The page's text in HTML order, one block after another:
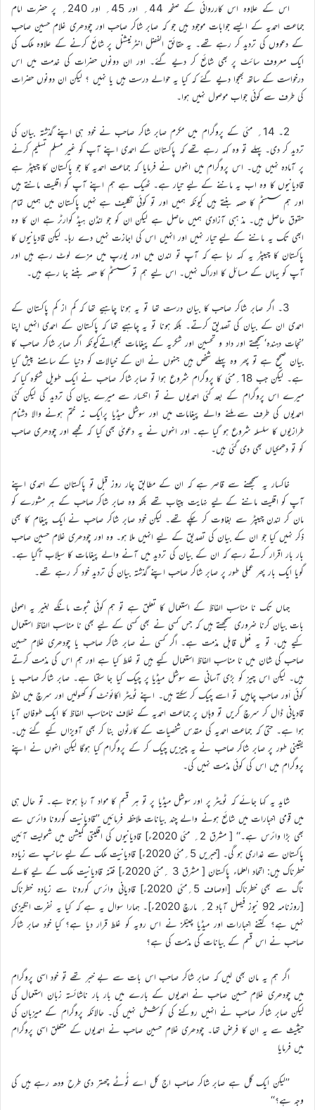
اس کے علاوہ اس کارروائی کے صفحہ 44؍ اور 45؍ اور 240؍ پر حضرت امام
جماعت احمدیہ کے ایسے جوابات موجود ہیں جو کہ صابر شاکر صاحب اور چودھری غلام حسین صاحب
کے دعووں کی تردید کر رہے تھے۔ یہ حقائق الفضل انٹرنیشنل پر شائع کرنے کے علاوہ ملک کی
ایک معروف سائٹ پر بھی شائع کر دیے گئے۔ اور ان دونوں حضرات کی خدمت میں اس
درخواست کے ساتھ بھجوا دیے گئے کہ کیا یہ حوالے درست ہیں یا نہیں ؟ لیکن ان دونوں حضرات
کی طرف سے کوئی جواب موصول نہیں ہوا۔
2۔ 14؍ مئی کے پروگرام میں مکرم صابر شاکر صاحب نے خود ہی اپنے گذشتہ بیان کی
تردید کر دی۔ پہلے تو وہ کہہ رہے تھے کہ پاکستان کے احمدی اپنے آپ کو غیر مسلم تسلیم کرنے
پر آمادہ نہیں ہیں۔ اس پروگرام میں انہوں نے فرمایا کہ جماعت احمدیہ کا جو پاکستان کا چیپٹر ہے
قادیانیوں کا وہ اب یہ ماننے کے لیے تیار ہے۔ ٹھیک ہے ہم اپنے آپ کو اقلیت مانتے ہیں
اور ہم سسٹم کا حصہ بنتے ہیں کیونکہ ہمیں اور تو کوئی تکلیف ہے نہیں پاکستان میں ہمیں تمام
حقوق حاصل ہیں۔ مذ ہبی آزادی ہمیں حاصل ہے لیکن ان کو جو لنڈن ہیڈ کوارٹر ہے ان کا وہ
ابھی تک یہ ماننے کے لیے تیار نہیں اور انہیں اس کی اجازت نہیں دے رہا۔ لیکن قادیانیوں کا
پاکستان کا چیپٹر یہ کہہ رہا ہے کہ آپ تو لندن میں اور یورپ میں مزے لوٹ رہے ہیں اور
آپ کو یہاں کے مسائل کا ادراک نہیں۔ اس لیے ہم تو سسٹم کا حصہ بننے جا رہے ہیں۔
3۔ اگر صابر شاکر صاحب کا بیان درست تھا تو یہ ہونا چاہیے تھا کہ کم از کم پاکستان کے
احمدی ان کے بیان کی تصدیق کرتے۔ بلکہ ہونا تو یہ چاہیے تھا کہ پاکستان کے احمدی انہیں اپنا
’نجات دہندہ‘سمجھتے اور داد و تحسین اور شکریہ کے پیغامات بھجواتےکیونکہ اگر صابر شاکر صاحب کا
بیان صحیح ہے تو پھر وہ پہلے شخص ہیں جنہوں نے ان کے خیالات کو دنیا کے سامنے پیش کیا
ہے۔ لیکن جب 18؍مئی کا پروگرام شروع ہوا تو صابر شاکر صاحب نے ایک طویل شکوہ کیا کہ
میرے اس پروگرام کے بعد کئی احمدیوں نے تو انکسار سے میرے بیان کی تردید کی لیکن کئی
احمدیوں کی طرف سے ملنے والے پیغامات میں اور سوشل میڈیا پرایک نہ ختم ہونے والا دشنام
طرازیوں کا سلسلہ شروع ہو گیا ہے۔ اور انہوں نے یہ دعویٰ بھی کیا کہ مجھے اور چودھری صاحب
کو تو دھمکیاں بھی دی گئی ہیں۔
خاکسار یہ سمجھنے سے قاصر ہے کہ ان کے مطابق چار روز قبل تو پاکستان کے احمدی اپنے
آپ کو اقلیت ماننے کے لیے نہایت بیتاب تھے بلکہ وہ صابر شاکر صاحب کے ہر مشورے کو
مان کر لندن چیپٹر سے بغاوت کر چکے تھے۔ لیکن خود صابر شاکر صاحب نے ایک پیغام کا بھی
ذکر نہیں کیا جو ان کے بیان کی تصدیق کے لیے انہیں ملا ہو۔ وہ اور چودھری غلام حسین صاحب
بار بار اقرار کرتے رہے کہ ان کے بیان کی تردید میں آنے والے پیغامات کا سیلاب آگیا ہے۔
گویا ایک بار پھر عملی طور پر صابر شاکر صاحب اپنے گذشتہ بیان کی تردید خود کر رہے تھے۔
جہاں تک نا مناسب الفاظ کے استعمال کا تعلق ہے تو ہم کوئی ثبوت مانگے بغیر یہ اصولی
بات بیان کرنا ضروری سمجھتے ہیں کہ جس کسی نے بھی کسی کے لیے بھی نا مناسب الفاظ استعمال
کیے ہیں، تو یہ فعل قابل مذمت ہے۔ اگر کسی نے صابر شاکر صاحب یا چودھری غلام حسین
صاحب کی شان میں نا مناسب الفاظ استعمال کیے ہیں تو غلط کیا ہے اور ہم اس کی مذمت کرتے
ہیں۔ لیکن اس چیز کو بڑی آسانی سے سوشل میڈیا پر چیک کیا جا سکتا ہے۔ صابر شاکر صاحب یا
کوئی اَور صاحب چاہیں تو اسے چیک کر سکتے ہیں۔ اپنے ٹویٹر اکائونٹ کو کھولیں اور سرچ میں لفظ
قادیانی ڈال کر سرچ کریں تو وہاں پر جماعت احمدیہ کے خلاف نامناسب الفاظ کا ایک طوفان آیا
ہوا ہے۔ حتیٰ کہ جماعت احمدیہ کی مقدس شخصیات کے کارٹون بنا کر بھی آویزاں کیے گئے ہیں۔
یقینی طور پر صابر شاکر صاحب نے یہ چیزیں چیک کر کے پروگرام کیا ہوگا لیکن انہوں نے اپنے
پروگرام میں اس کی کوئی مذمت نہیں کی۔
شاید یہ کہا جائے کہ ٹویٹر پر اور سوشل میڈیا پر تو ہر قسم کا مواد آ رہا ہوتا ہے۔ تو حال ہی
میں قومی اخبارات میں شائع ہونے والے چند بیانات ملاحظہ فرمائیں ’’قادیانیت کورونا وائرس سے
بھی بڑا وائرس ہے۔‘‘ [ مشرق 2؍ مئی 2020ء] قادیانیوں کی اقلیتی کمیشن میں شمولیت آئین
پاکستان سے غداری ہو گی۔ [خبریں 5؍مئی 2020ء] قادیانیت ملک کے لیے سانپ سے زیادہ
خطرناک ہیں: اتحاد العلماء پاکستان [ مشرق 3 ؍مئی 2020ء] فتنہ قادیانیت ملک کے لیے کالے
ناگ سے بھی خطرناک [اوصاف 5؍مئی 2020ء] قادیانی وائرس کورونا سے زیادہ خطرناک
[روزنامہ 92 نیوز فیصل آباد 2؍ مارچ 2020ء]۔ ہمارا سوال یہ ہے کہ کیا یہ نفرت انگیزی
نہیں ہے؟ کتنے اخبارات اور میڈیا چینلز نے اس رویہ کو غلط قرار دیا ہے؟ کیا خود صابر شاکر
صاحب نے اس قسم کے بیانات کی مذمت کی ہے؟
اگر ہم یہ مان بھی لیں کہ صابر شاکر صاحب اس بات سے بے خبر تھے تو خود اسی پروگرام
میں چودھری غلام حسین صاحب نے احمدیوں کے بارے میں بار بار ناشائستہ زبان استعمال کی
لیکن صابر شاکر صاحب نے انہیں روکنے کی کوشش نہیں کی۔ حالانکہ پروگرام کے میزبان کی
حیثیث سے یہ ان کا فرض تھا۔ چودھری غلام حسین صاحب نے احمدیوں کے متعلق اسی پروگرام
میں فرمایا
’’لیکن ایک گل ہے صابر شاکر صاحب اج کل اے ٹُوٹے چھتر دی طرح ودھ رہے ہیں کی
وجہ ہے؟‘‘